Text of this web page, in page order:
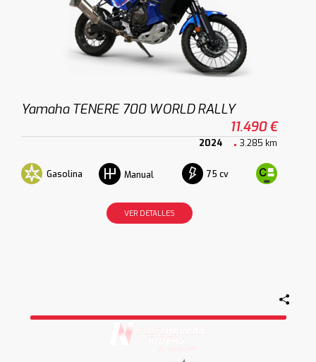
Yamaha TENERE 700 WORLD RALLY
11.490 €
2024 3.285 km
Gasolina Manual 75 cv
VER DETALLES